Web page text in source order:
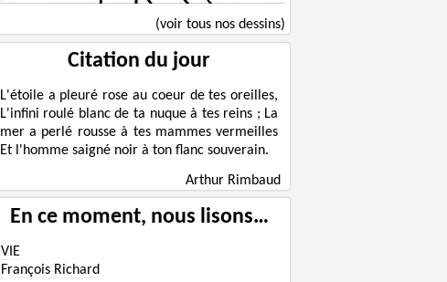
(voir tous nos dessins)
Citation du jour
L'étoile a pleuré rose au coeur de tes oreilles,
L'infini roulé blanc de ta nuque à tes reins ; La
mer a perlé rousse à tes mammes vermeilles
Et l'homme saigné noir à ton flanc souverain.
Arthur Rimbaud
En ce moment, nous lisons…
VIE
François Richard